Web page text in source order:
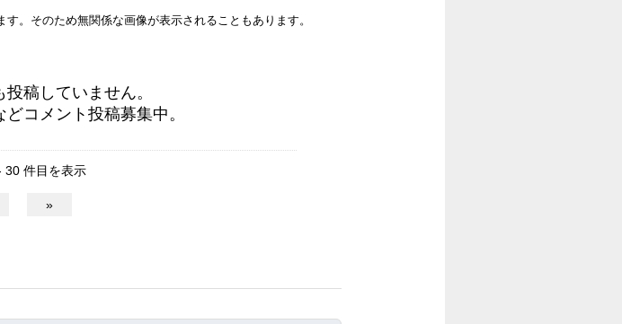
。そのため無関係な画像が表示されることもあります。
稿していません。
コメント投稿募集中。
30 件目を表示
»